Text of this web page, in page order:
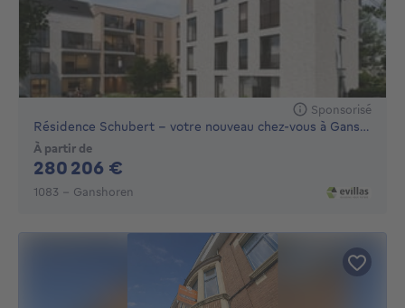
Sponsorisé
Résidence Schubert – votre nouveau chez-vous à Ganshoren
À partir de
280 206 €
1083 - Ganshoren